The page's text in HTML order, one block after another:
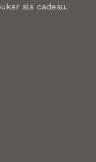
als cadeau.